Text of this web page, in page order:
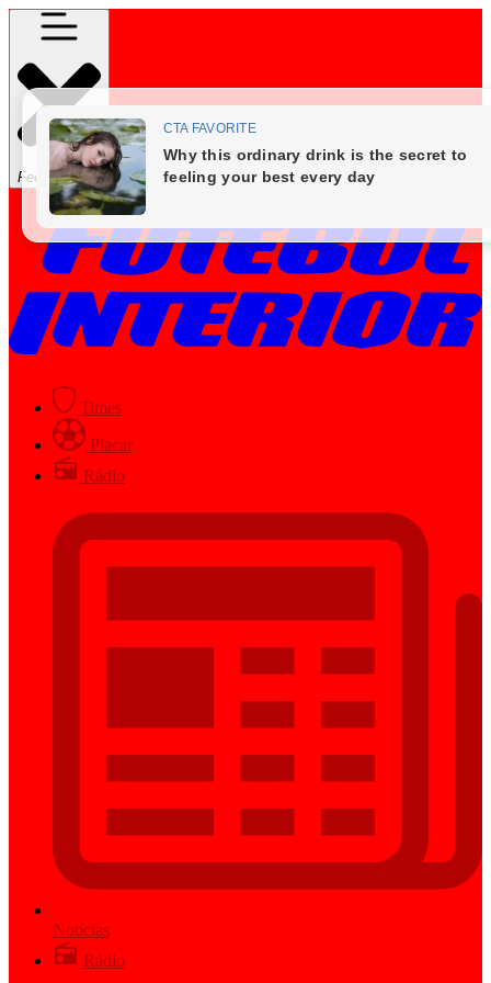
Fechar Menu
Times
Placar
Rádio
Notícias
Rádio